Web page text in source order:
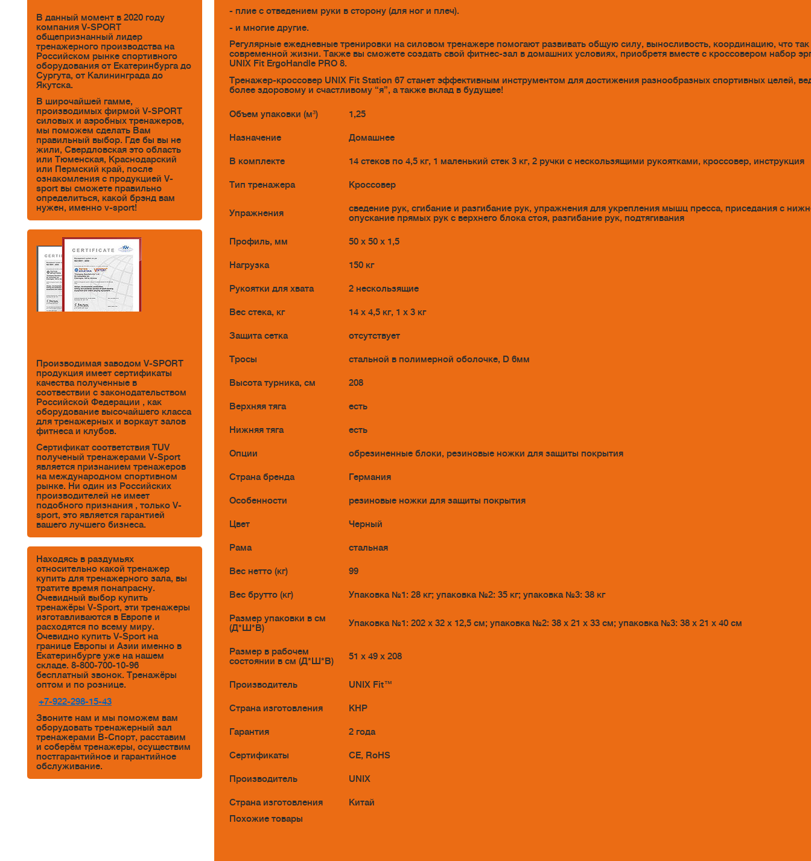
В данный момент в 2020 году
компания V-SPORT
общепризнанный лидер
тренажерного производства на
Российском рынке спортивного
оборудования от Екатеринбурга до
Сургута, от Калининграда до
Якутска.
В широчайшей гамме,
производимых фирмой V-SPORT
силовых и аэробных тренажеров,
мы поможем сделать Вам
правильный выбор. Где бы вы не
жили, Свердловская это область
или Тюменская, Краснодарский
или Пермский край, после
ознакомления с продукцией V-
sport вы сможете правильно
определиться, какой брэнд вам
нужен, именно v-sport!
Производимая заводом V-SPORT
продукция имеет сертификаты
качества полученные в
соотвествии с законодательством
Российской Федерации , как
оборудование высочайшего класса
для тренажерных и воркаут залов
фитнеса и клубов.
Сертификат соответствия TUV
полученый тренажерами V-Sport
является признанием тренажеров
на международном спортивном
рынке. Ни один из Российских
производителей не имеет
подобного признания , только V-
sport, это является гарантией
вашего лучшего бизнеса.
Находясь в раздумьях
относительно какой тренажер
купить для тренажерного зала, вы
тратите время понапрасну.
Очевидный выбор купить
тренажёры V-Sport, эти тренажеры
изготавливаются в Европе и
расходятся по всему миру.
Очевидно купить V-Sport на
границе Европы и Азии именно в
Екатеринбурге уже на нашем
складе. 8-800-700-10-96
бесплатный звонок. Тренажёры
оптом и по рознице.
+7-922-298-15-43
Звоните нам и мы поможем вам
оборудовать тренажерный зал
тренажерами В-Спорт, расставим
и соберём тренажеры, осуществим
постгарантийное и гарантийное
обслуживание.
- плие с отведением руки в сторону (для ног и плеч).
- и многие другие.
Регулярные ежедневные тренировки на силовом тренажере помогают развивать общую силу, выносливость, координацию, что
современной жизни. Также вы сможете создать свой фитнес-зал в домашних условиях, приобретя вместе с кроссовером набор
UNIX Fit ErgoHandle PRO 8.
Тренажер-кроссовер UNIX Fit Station 67 станет эффективным инструментом для достижения разнообразных спортивных целей,
более здоровому и счастливому “я”, а также вклад в будущее!
Объем упаковки (м³) 1,25
Назначение Домашнее
В комплекте 14 стеков по 4,5 кг, 1 маленький стек 3 кг, 2 ручки с нескользящими рукоятками, кроссовер, инструкция
Тип тренажера Кроссовер
Упражнения
сведение рук, сгибание и разгибание рук, упражнения для укрепления мышц пресса, приседания с
опускание прямых рук с верхнего блока стоя, разгибание рук, подтягивания
Профиль, мм 50 х 50 х 1,5
Нагрузка 150 кг
Рукоятки для хвата 2 нескользящие
Вес стека, кг 14 х 4,5 кг, 1 х 3 кг
Защита сетка отсутствует
Тросы стальной в полимерной оболочке, D 6мм
Высота турника, см 208
Верхняя тяга есть
Нижняя тяга есть
Опции обрезиненные блоки, резиновые ножки для защиты покрытия
Страна бренда Германия
Особенности резиновые ножки для защиты покрытия
Цвет Черный
Рама стальная
Вес нетто (кг) 99
Вес брутто (кг) Упаковка №1: 28 кг; упаковка №2: 35 кг; упаковка №3: 38 кг
Размер упаковки в см
(Д*Ш*В)
Упаковка №1: 202 x 32 x 12,5 см; упаковка №2: 38 х 21 х 33 см; упаковка №3: 38 х 21 х 40 см
Размер в рабочем
состоянии в см (Д*Ш*В)
51 х 49 х 208
Производитель UNIX Fit™
Страна изготовления КНР
Гарантия 2 года
Сертификаты CE, RoHS
Производитель UNIX
Страна изготовления
Китай
Похожие товары